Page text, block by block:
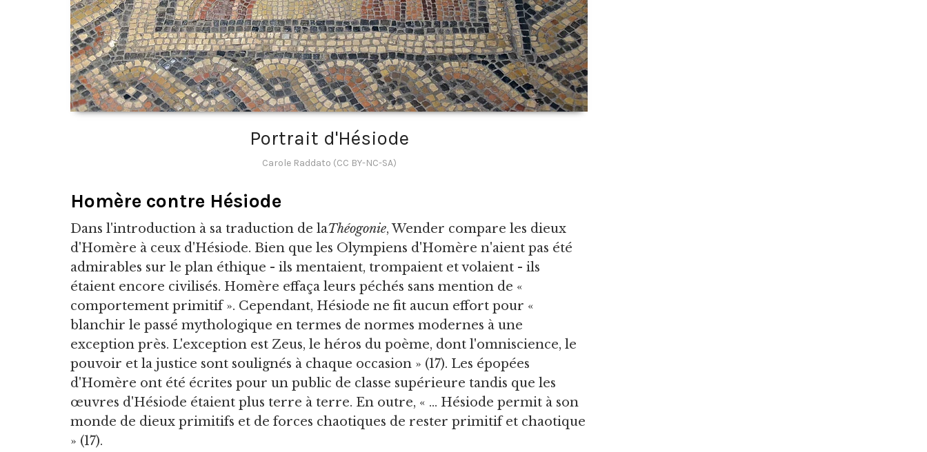
Portrait d'Hésiode
Carole Raddato (CC BY-NC-SA)
Homère contre Hésiode
Dans l'introduction à sa traduction de laThéogonie, Wender compare les dieux
d'Homère à ceux d'Hésiode. Bien que les Olympiens d'Homère n'aient pas été
admirables sur le plan éthique - ils mentaient, trompaient et volaient - ils
étaient encore civilisés. Homère effaça leurs péchés sans mention de «
comportement primitif ». Cependant, Hésiode ne fit aucun effort pour «
blanchir le passé mythologique en termes de normes modernes à une
exception près. L'exception est Zeus, le héros du poème, dont l'omniscience, le
pouvoir et la justice sont soulignés à chaque occasion » (17). Les épopées
d'Homère ont été écrites pour un public de classe supérieure tandis que les
œuvres d'Hésiode étaient plus terre à terre. En outre, « ... Hésiode permit à son
monde de dieux primitifs et de forces chaotiques de rester primitif et chaotique
» (17).